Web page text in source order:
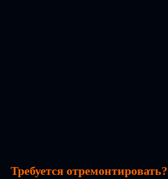
Требуется отремонтировать?